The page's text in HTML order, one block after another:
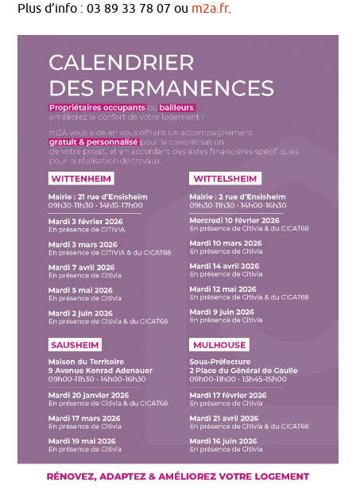
Plus d’info : 03 89 33 78 07 ou m2a.fr.